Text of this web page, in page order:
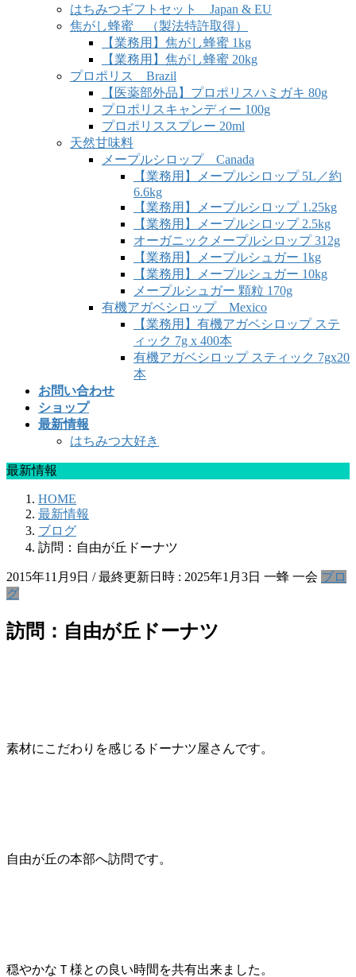
はちみつギフトセット Japan & EU
焦がし蜂蜜 （製法特許取得）
【業務用】焦がし蜂蜜 1kg
【業務用】焦がし蜂蜜 20kg
プロポリス Brazil
【医薬部外品】プロポリスハミガキ 80g
プロポリスキャンディー 100g
プロポリススプレー 20ml
天然甘味料
メープルシロップ Canada
【業務用】メープルシロップ 5L／約
6.6kg
【業務用】メープルシロップ 1.25kg
【業務用】メープルシロップ 2.5kg
オーガニックメープルシロップ 312g
【業務用】メープルシュガー 1kg
【業務用】メープルシュガー 10kg
メープルシュガー 顆粒 170g
有機アガベシロップ Mexico
【業務用】有機アガベシロップ ステ
ィック 7g x 400本
有機アガベシロップ スティック 7gx20
本
お問い合わせ
ショップ
最新情報
はちみつ大好き
最新情報
HOME
最新情報
ブログ
訪問：自由が丘ドーナツ
2015年11月9日 / 最終更新日時 : 2025年1月3日 一蜂 一会 ブロ
グ
訪問：自由が丘ドーナツ
素材にこだわりを感じるドーナツ屋さんです。
自由が丘の本部へ訪問です。
穏やかなＴ様との良い時間を共有出来ました。